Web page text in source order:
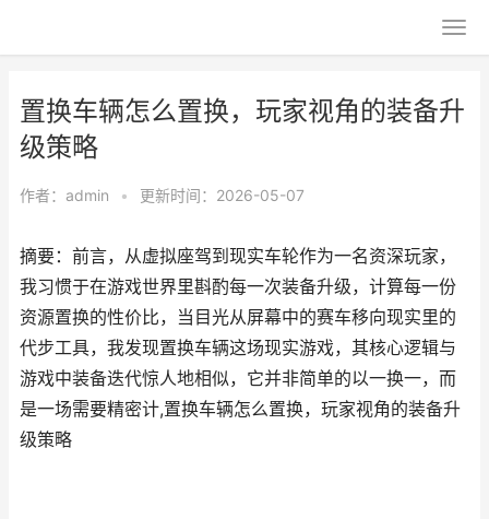
置换车辆怎么置换，玩家视角的装备升
级策略
作者： admin • 更新时间：2026-05-07
摘要：前言，从虚拟座驾到现实车轮作为一名资深玩家，
我习惯于在游戏世界里斟酌每一次装备升级，计算每一份
资源置换的性价比，当目光从屏幕中的赛车移向现实里的
代步工具，我发现置换车辆这场现实游戏，其核心逻辑与
游戏中装备迭代惊人地相似，它并非简单的以一换一，而
是一场需要精密计,置换车辆怎么置换，玩家视角的装备升
级策略